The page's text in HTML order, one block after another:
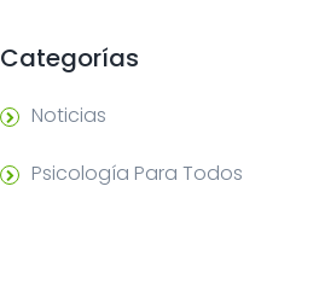
Categorías
Noticias
Psicología Para Todos